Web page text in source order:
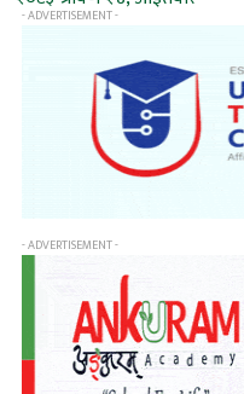
- ADVERTISEMENT -
- ADVERTISEMENT -